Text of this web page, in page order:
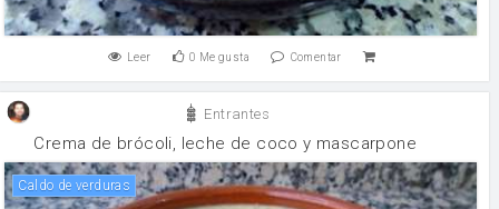
Leer 0 Me gusta Comentar
Entrantes
Crema de brócoli, leche de coco y mascarpone
Caldo de verduras